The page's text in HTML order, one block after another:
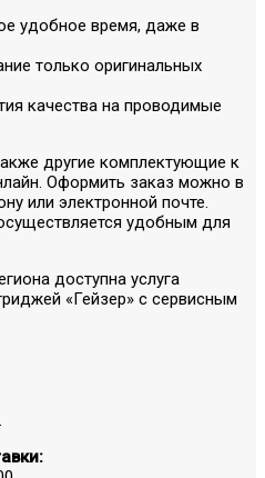
удобное время, даже в
только оригинальных
качества на проводимые
другие комплектующие к
Оформить заказ можно в
или электронной почте.
удобным для
доступна услуга
«Гейзер» с сервисным